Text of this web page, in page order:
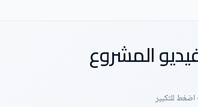
المشروع
للتكبير